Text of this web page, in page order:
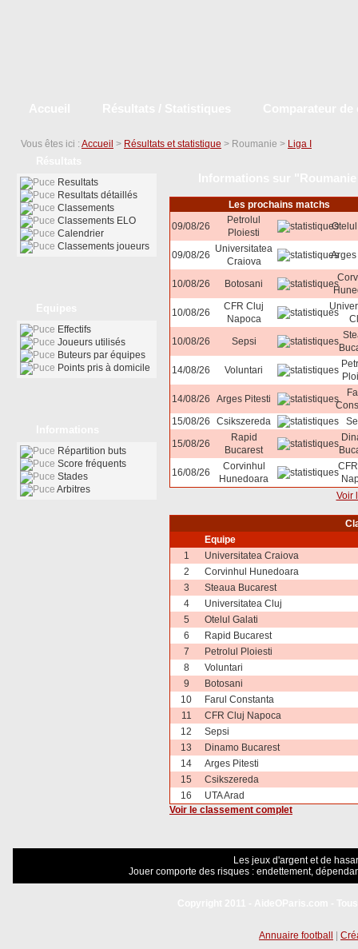
Vous êtes ici : Accueil > Résultats et statistique > Roumanie > Liga I
Les prochains matchs
09/08/26
Petrolul
Ploiesti
09/08/26
Universitatea
Craiova
10/08/26 Botosani
10/08/26
CFR Cluj
Napoca
10/08/26
Sepsi
14/08/26
Voluntari
14/08/26
Arges Pitesti
15/08/26
Csikszereda
15/08/26
Rapid
Bucarest
16/08/26
Corvinhul
Hunedoara
Voir
Equipe
1
Universitatea Craiova
2
Corvinhul Hunedoara
3
Steaua Bucarest
4
Universitatea Cluj
5
Otelul Galati
6
Rapid Bucarest
7
Petrolul Ploiesti
8
Voluntari
9
Botosani
10
Farul Constanta
11
CFR Cluj Napoca
12
Sepsi
13
Dinamo Bucarest
14
Arges Pitesti
15
Csikszereda
16
UTA Arad
Voir le classement complet
Resultats
Resultats détaillés
Classements
Classements ELO
Calendrier
Classements joueurs
Effectifs
Joueurs utilisés
Buteurs par équipes
Points pris à domicile
Répartition buts
Score fréquents
Stades
Arbitres
Les jeux d'argent et de
Jouer comporte des risques : endettement,
Annuaire football